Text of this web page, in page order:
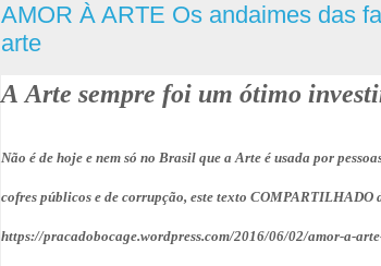
AMOR À ARTE Os andaimes das
arte
AArte sempre foi um ótimo
Não é de hoje e nem só no Brasil que a Arte é usada por
cofres públicos e de corrupção, este texto COMPARTILHADO
https://pracadobocage.wordpress.com/2016/06/02/amor-a-